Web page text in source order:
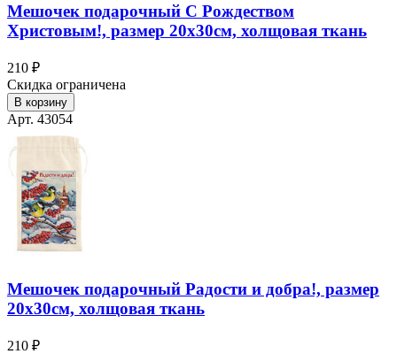
Мешочек подарочный С Рождеством
Христовым!, размер 20х30см, холщовая ткань
210 ₽
Скидка ограничена
В корзину
Арт. 43054
Мешочек подарочный Радости и добра!, размер
20х30см, холщовая ткань
210 ₽